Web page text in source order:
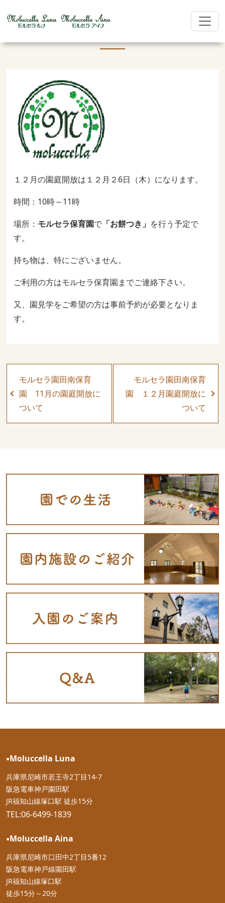
モルセラ保育園 １２月園庭開放について
１２月の園庭開放は１２月２6日（木）になります。
時間：10時～11時
場所： モルセラ保育園で 「お餅つき」 を行う予定で
す。
持ち物は、特にございません。
ご利用の方はモルセラ保育園までご連絡下さい。
又、園見学をご希望の方は事前予約が必要となりま
す。
モルセラ園田南保育
園 11月の園庭開放に
ついて
モルセラ園田南保育
園 １２月園庭開放に
ついて
▪︎Moluccella Luna
兵庫県尼崎市若王寺2丁目14-7
阪急電車神戸園田駅
JR福知山線塚口駅 徒歩15分
TEL:06-6499-1839
▪︎Moluccella Aina
兵庫県尼崎市口田中2丁目5番12
阪急電車神戸線園田駅
JR福知山線塚口駅
徒歩15分～20分